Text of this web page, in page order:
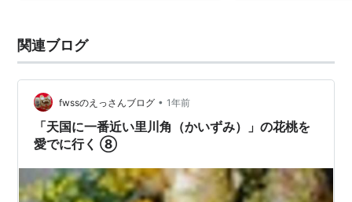
関連ブログ
fwssのえっさんブログ • 1年前
「天国に一番近い里川角（かいずみ）」の花桃を
愛でに行く ⑧